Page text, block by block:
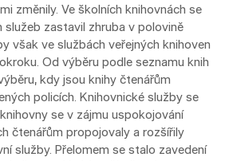
změnily. Ve školních knihovnách se
zastavil zhruba v polovině
však ve službách veřejných knihoven
Od výběru podle seznamu knih
kdy jsou knihy čtenářům
policích. Knihovnické služby se
se v zájmu uspokojování
čtenářům propojovaly a rozšířily
služby. Přelomem se stalo zavedení